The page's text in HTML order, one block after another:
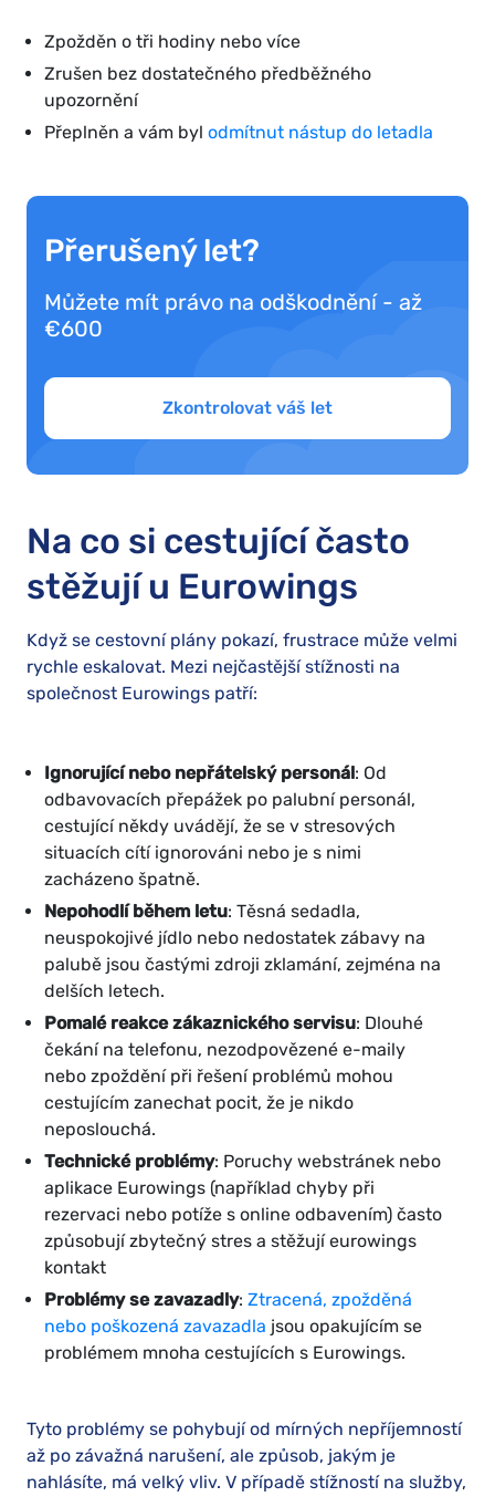
Zpožděn o tři hodiny nebo více
Zrušen bez dostatečného předběžného
upozornění
Přeplněn a vám byl odmítnut nástup do letadla
Přerušený let?
Můžete mít právo na odškodnění - až
€600
Zkontrolovat váš let
Na co si cestující často
stěžují u Eurowings
Když se cestovní plány pokazí, frustrace může velmi
rychle eskalovat. Mezi nejčastější stížnosti na
společnost Eurowings patří:
Ignorující nebo nepřátelský personál: Od
odbavovacích přepážek po palubní personál,
cestující někdy uvádějí, že se v stresových
situacích cítí ignorováni nebo je s nimi
zacházeno špatně.
Nepohodlí během letu: Těsná sedadla,
neuspokojivé jídlo nebo nedostatek zábavy na
palubě jsou častými zdroji zklamání, zejména na
delších letech.
Pomalé reakce zákaznického servisu: Dlouhé
čekání na telefonu, nezodpovězené e-maily
nebo zpoždění při řešení problémů mohou
cestujícím zanechat pocit, že je nikdo
neposlouchá.
Technické problémy: Poruchy webstránek nebo
aplikace Eurowings (například chyby při
rezervaci nebo potíže s online odbavením) často
způsobují zbytečný stres a stěžují eurowings
kontakt
Problémy se zavazadly: Ztracená, zpožděná
nebo poškozená zavazadla jsou opakujícím se
problémem mnoha cestujících s Eurowings.
Tyto problémy se pohybují od mírných nepříjemností
až po závažná narušení, ale způsob, jakým je
nahlásíte, má velký vliv. V případě stížností na služby,